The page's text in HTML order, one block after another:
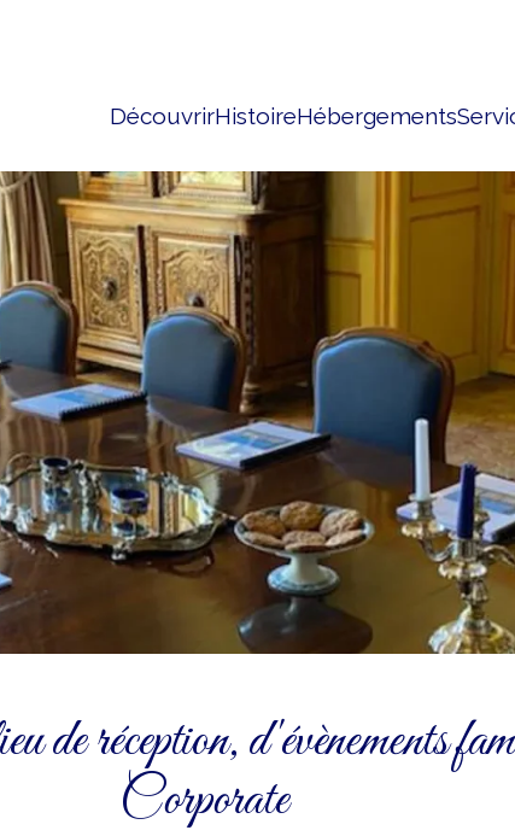
DécouvrirHistoireHébergements
réception, d'évènements
Corporate